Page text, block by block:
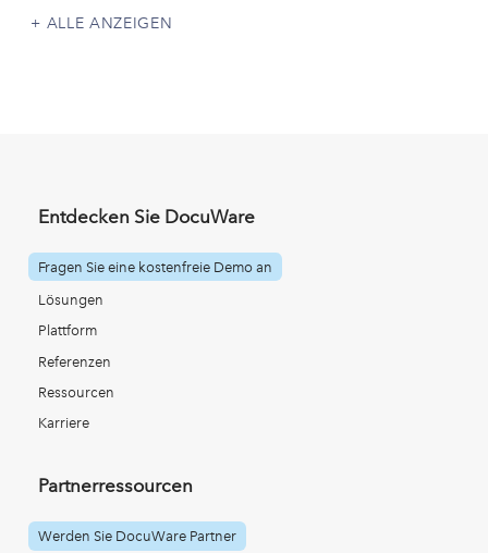
ALLE ANZEIGEN
Entdecken Sie DocuWare
Fragen Sie eine kostenfreie Demo an
Lösungen
Plattform
Referenzen
Ressourcen
Karriere
Partnerressourcen
Werden Sie DocuWare Partner